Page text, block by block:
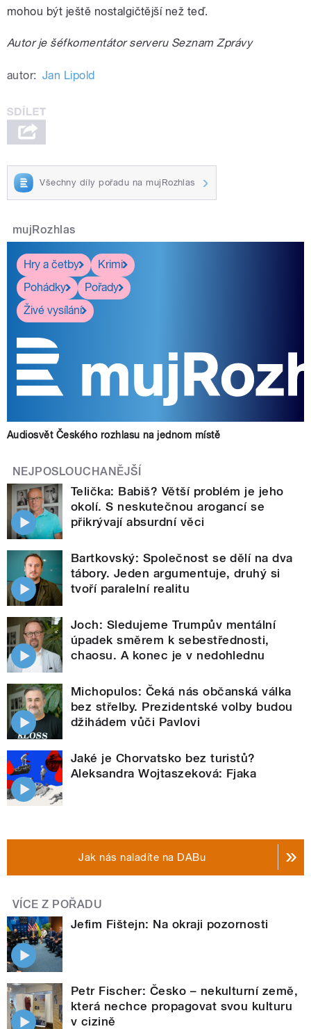
mohou být ještě nostalgičtější než teď.
Autor je šéfkomentátor serveru Seznam Zprávy
autor: Jan Lipold
Všechny díly pořadu na mujRozhlas
mujRozhlas
Hry a četby
Krimi
Pohádky
Pořady
Živé vysílání
Audiosvět Českého rozhlasu na jednom místě
NEJPOSLOUCHANĚJŠÍ
Telička: Babiš? Větší problém je jeho
okolí. S neskutečnou arogancí se
přikrývají absurdní věci
Bartkovský: Společnost se dělí na dva
tábory. Jeden argumentuje, druhý si
tvoří paralelní realitu
Joch: Sledujeme Trumpův mentální
úpadek směrem k sebestřednosti,
chaosu. A konec je v nedohlednu
Michopulos: Čeká nás občanská válka
bez střelby. Prezidentské volby budou
džihádem vůči Pavlovi
Jaké je Chorvatsko bez turistů?
Aleksandra Wojtaszeková: Fjaka
Jak nás naladíte na DABu
VÍCE Z POŘADU
Jefim Fištejn: Na okraji pozornosti
Petr Fischer: Česko – nekulturní země,
která nechce propagovat svou kulturu
v cizině